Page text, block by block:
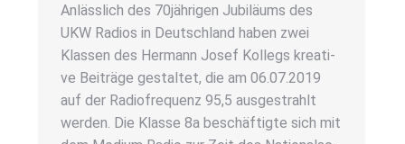
Anläss­lich des 70jährigen Jubi­lä­ums des
UKW Radi­os in Deutsch­land haben zwei
Klas­sen des Her­mann Josef Kol­legs krea­ti­
ve Bei­trä­ge gestal­tet, die am 06.07.2019
auf der Radio­fre­quenz 95,5 aus­ge­strahlt
wer­den. Die Klas­se 8a beschäf­tig­te sich mit